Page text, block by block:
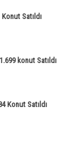
Satıldı
konut Satıldı
Konut Satıldı